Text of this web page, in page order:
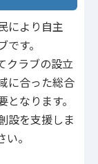
により自主
す。
クラブの設立
に合った総合
なります。
設を支援しま
。